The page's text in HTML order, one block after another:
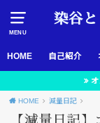
MENU
染谷
HOME 自己紹介
HOME 減量日記